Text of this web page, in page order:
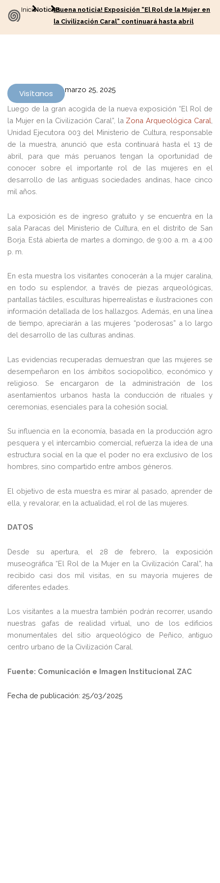
InicioNoticias¡Buena noticia! Exposición “El Rol de la Mujer en
la Civilización Caral” continuará hasta abril
Visítanos marzo 25, 2025
Luego de la gran acogida de la nueva exposición “El Rol de
la Mujer en la Civilización Caral”, la Zona Arqueológica Caral
Unidad Ejecutora 003 del Ministerio de Cultura, responsable
de la muestra, anunció que esta continuará hasta el 13 de
abril, para que más peruanos tengan la oportunidad de
conocer sobre el importante rol de las mujeres en el
desarrollo de las antiguas sociedades andinas, hace cinco
mil años.
La exposición es de ingreso gratuito y se encuentra en la
sala Paracas del Ministerio de Cultura, en el distrito de San
Borja. Está abierta de martes a domingo, de 9:00 a. m. a 4:00
p. m.
En esta muestra los visitantes conocerán a la mujer caralina,
en todo su esplendor, a través de piezas arqueológicas,
pantallas táctiles, esculturas hiperrealistas e ilustraciones con
información detallada de los hallazgos. Además, en una línea
de tiempo, apreciarán a las mujeres “poderosas” a lo largo
del desarrollo de las culturas andinas.
Las evidencias recuperadas demuestran que las mujeres se
desempeñaron en los ámbitos sociopolítico, económico y
religioso. Se encargaron de la administración de los
asentamientos urbanos hasta la conducción de rituales y
ceremonias, esenciales para la cohesión social.
Su influencia en la economía, basada en la producción agro
pesquera y el intercambio comercial, refuerza la idea de una
estructura social en la que el poder no era exclusivo de los
hombres, sino compartido entre ambos géneros.
El objetivo de esta muestra es mirar al pasado, aprender de
ella, y revalorar, en la actualidad, el rol de las mujeres.
DATOS
Desde su apertura, el 28 de febrero, la exposición
museográfica “El Rol de la Mujer en la Civilización Caral”, ha
recibido casi dos mil visitas, en su mayoría mujeres de
diferentes edades.
Los visitantes a la muestra también podrán recorrer, usando
nuestras gafas de realidad virtual, uno de los edificios
monumentales del sitio arqueológico de Peñico, antiguo
centro urbano de la Civilización Caral.
Fuente: Comunicación e Imagen Institucional ZAC
Fecha de publicación: 25/03/2025